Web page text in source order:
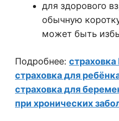
для здорового
обычную
может быть
Подробнее: страховка
страховка для
страховка для
при хронических